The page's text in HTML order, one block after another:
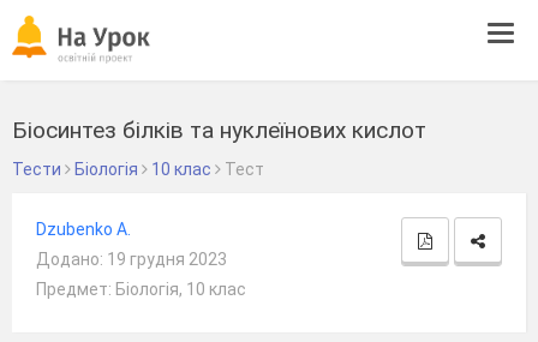
Біосинтез білків та нуклеїнових кислот
Тести Біологія 10 клас Тест
Dzubenko A.
Додано: 19 грудня 2023
Предмет: Біологія, 10 клас